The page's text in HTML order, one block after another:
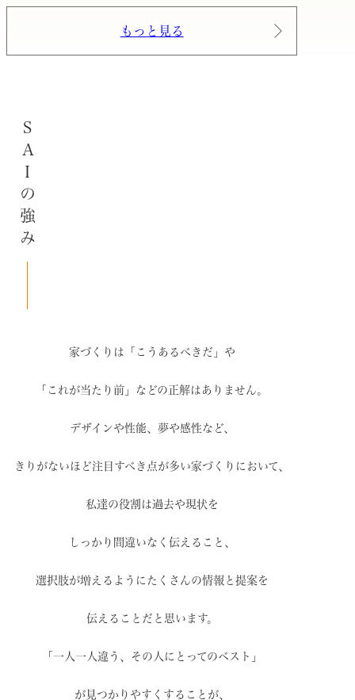
もっと見る
SAIの強み
家づくりは「こうあるべきだ」や
「これが当たり前」などの正解はありません。
デザインや性能、夢や感性など、
きりがないほど注目すべき点が多い家づくりにおいて、
私達の役割は過去や現状を
しっかり間違いなく伝えること、
選択肢が増えるように たくさんの情報と提案を
伝えることだと思います。
「一人一人違う、その人にとってのベスト」
が見つかりやすくすることが、